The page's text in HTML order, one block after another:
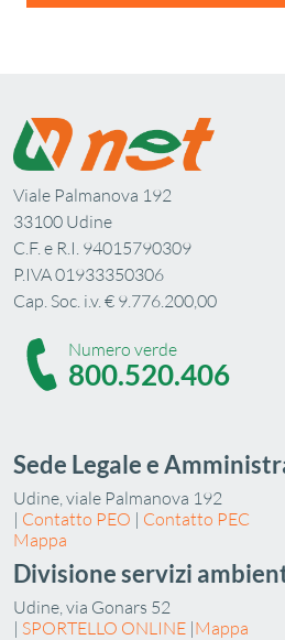
Viale Palmanova 192
33100 Udine
C.F. e R.I. 94015790309
P.IVA 01933350306
Cap. Soc. i.v. € 9.776.200,00
Numero verde
800.520.406
Sede Legale e
Udine, viale Palmanova 192
| Contatto PEO | Contatto PEC
Mappa
Divisione servizi
Udine, via Gonars 52
| SPORTELLO ONLINE |Mappa